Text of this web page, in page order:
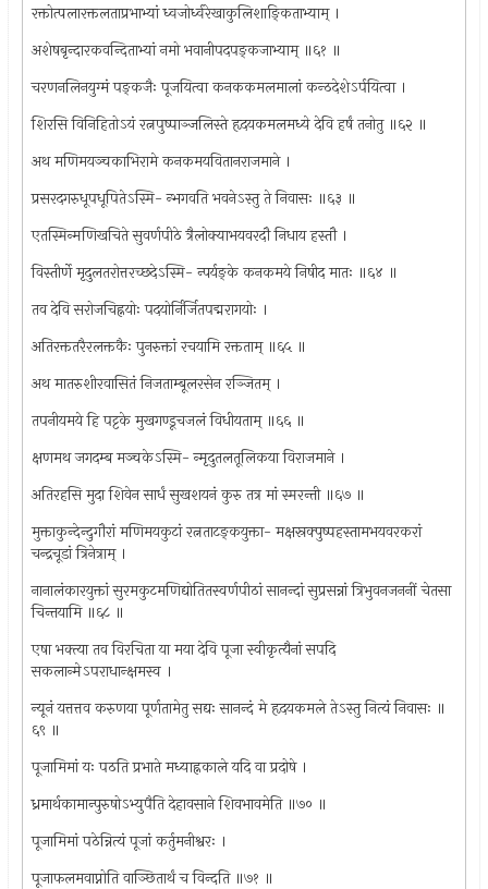
रक्तोत्पलारक्तलताप्रभाभ्यां ध्वजोर्ध्वरेखाकुलिशाङ्किताभ्याम् ।
अशेषबृन्दारकवन्दिताभ्यां नमो भवानीपदपङ्कजाभ्याम् ॥६१ ॥
चरणनलिनयुग्मं पङ्कजैः पूजयित्वा कनककमलमालां कन्ठदेशेऽर्पयित्वा ।
शिरसि विनिहितोऽयं रत्नपुष्पाञ्जलिस्ते हृदयकमलमध्ये देवि हर्षं तनोतु ॥६२ ॥
अथ मणिमयञ्चकाभिरामे कनकमयवितानराजमाने ।
प्रसरदगरुधूपधूपितेऽस्मि- न्भगवति भवनेऽस्तु ते निवासः ॥६३ ॥
एतस्मिन्मणिखचिते सुवर्णपीठे त्रैलोक्याभयवरदौ निधाय हस्तौ ।
विस्तीर्णे मृदुलतरोत्तरच्छदेऽस्मि- न्पर्यङ्के कनकमये निषीद मातः ॥६४ ॥
तव देवि सरोजचिह्नयोः पदयोर्निर्जितपद्मरागयोः ।
अतिरक्ततरैरलक्तकैः पुनरुक्तां रचयामि रक्तताम् ॥६५ ॥
अथ मातरुशीरवासितं निजताम्बूलरसेन रञ्जितम् ।
तपनीयमये हि पट्टके मुखगण्डूचजलं विधीयताम् ॥६६ ॥
क्षणमथ जगदम्ब मञ्चकेऽस्मि- न्मृदुतलतूलिकया विराजमाने ।
अतिरहसि मुदा शिवेन सार्धं सुखशयनं कुरु तत्र मां स्मरन्ती ॥६७ ॥
मुक्ताकुन्देन्दुगौरां मणिमयकुटां रत्नताटङ्कयुक्ता- मक्षस्रक्पुष्पहस्तामभयवरकरां
चन्द्रचूडां त्रिनेत्राम् ।
नानालंकारयुक्तां सुरमकुटमणिद्योतितस्वर्णपीठां सानन्दां सुप्रसन्नां त्रिभुवनजननीं चेतसा
चिन्तयामि ॥६८ ॥
एषा भक्त्या तव विरचिता या मया देवि पूजा स्वीकृत्यैनां सपदि
सकलान्मेऽपराधान्क्षमस्व ।
न्यूनं यत्तत्तव करुणया पूर्णतामेतु सद्यः सानन्दं मे हृदयकमले तेऽस्तु नित्यं निवासः ॥
६९ ॥
पूजामिमां यः पठति प्रभाते मध्याह्नकाले यदि वा प्रदोषे ।
ध्रमार्थकामान्पुरुषोऽभ्युपैति देहावसाने शिवभावमेति ॥७० ॥
पूजामिमां पठेन्नित्यं पूजां कर्तुमनीश्वरः ।
पूजाफलमवाप्नोति वाञ्छितार्थं च विन्दति ॥७१ ॥